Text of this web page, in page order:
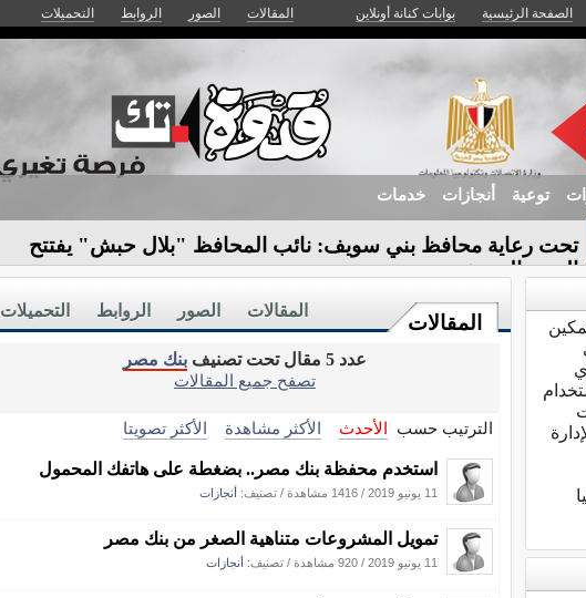
الصفحة الرئيسية بوابات كنانة أونلاين المقالات الصور الروابط التحميلات
توعية أنجازات خدمات
تحت رعاية محافظ بني سويف: نائب المحافظ "بلال حبش" يفتتح
الندوة التعريفية بمبادرة -
المقالات
التحميلات الروابط الصور المقالات
عدد 5 مقال تحت تصنيف
بنك مصر
تصفح جميع المقالات
الترتيب حسب الأحدث الأكثر مشاهدة الأكثر تصويتا
استخدم محفظة بنك مصر.. بضغطة على هاتفك المحمول
11 يونيو 2019 / 1416 مشاهدة / تصنيف: أنجازات
تمويل المشروعات متناهية الصغر من بنك مصر
11 يونيو 2019 / 920 مشاهدة / تصنيف: أنجازات